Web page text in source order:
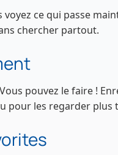
voyez ce qui passe
chercher partout.
pouvez le faire !
pour les regarder plus